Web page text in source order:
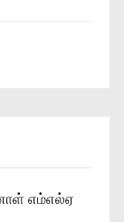
எம்எல்ஏ